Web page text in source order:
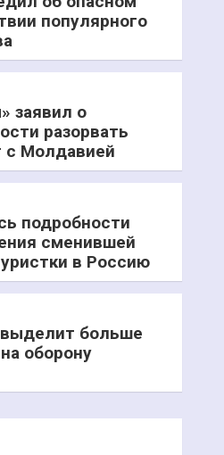
популярного
заявил о
разорвать
с Молдавией
подробности
сменившей
в Россию
больше
оборону